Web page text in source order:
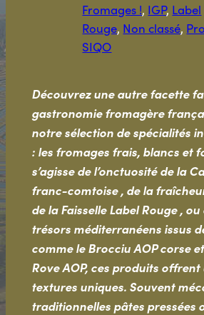
Fromages !, IGP, Label
Rouge, Non classé,
SIQO
Découvrez une autre facette
gastronomie fromagère
notre sélection de spécialités
: les fromages frais, blancs et
s’agisse de l’onctuosité de la
franc-comtoise , de la
de la Faisselle Label Rouge ,
trésors méditerranéens issus
comme le Brocciu AOP corse
Rove AOP, ces produits
textures uniques. Souvent
traditionnelles pâtes pressées